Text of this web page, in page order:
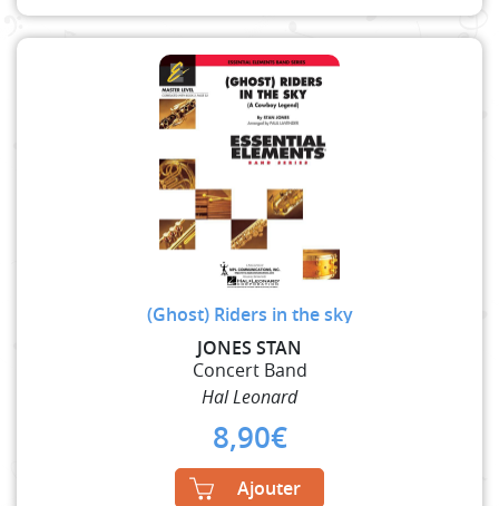
(Ghost) Riders in the sky
JONES STAN
Concert Band
Hal Leonard
8,90€
Ajouter